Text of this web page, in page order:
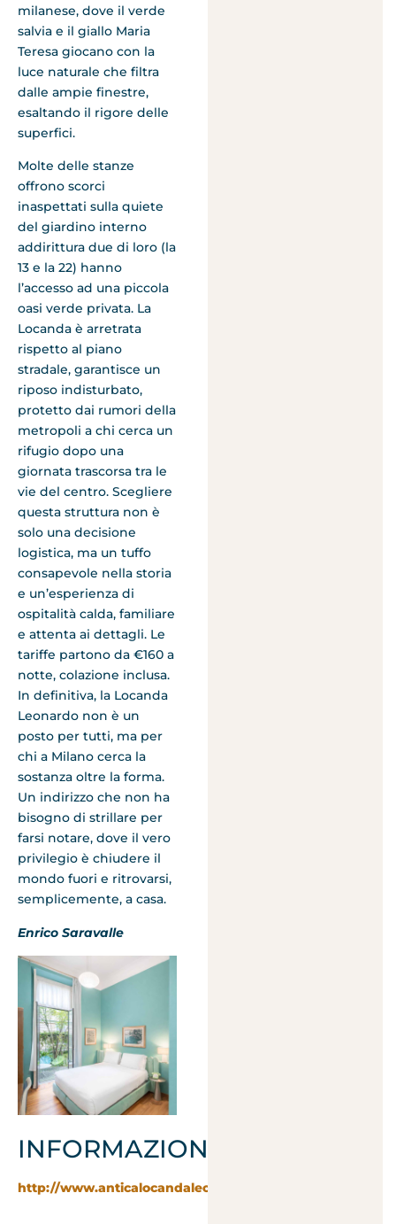
milanese, dove il verde
salvia e il giallo Maria
Teresa giocano con la
luce naturale che filtra
dalle ampie finestre,
esaltando il rigore delle
superfici.
Molte delle stanze
offrono scorci
inaspettati sulla quiete
del giardino interno
addirittura due di loro (la
13 e la 22) hanno
l’accesso ad una piccola
oasi verde privata. La
Locanda è arretrata
rispetto al piano
stradale, garantisce un
riposo indisturbato,
protetto dai rumori della
metropoli a chi cerca un
rifugio dopo una
giornata trascorsa tra le
vie del centro. Scegliere
questa struttura non è
solo una decisione
logistica, ma un tuffo
consapevole nella storia
e un’esperienza di
ospitalità calda, familiare
e attenta ai dettagli. Le
tariffe partono da €160 a
notte, colazione inclusa.
In definitiva, la Locanda
Leonardo non è un
posto per tutti, ma per
chi a Milano cerca la
sostanza oltre la forma.
Un indirizzo che non ha
bisogno di strillare per
farsi notare, dove il vero
privilegio è chiudere il
mondo fuori e ritrovarsi,
semplicemente, a casa.
Enrico Saravalle
INFORMAZIONI:
http://www.anticalocandaleonardo.com